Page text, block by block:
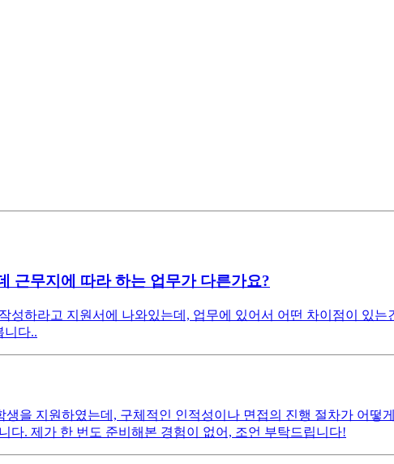
근무지에 따라 하는 업무가 다른가요?
성하라고 지원서에 나와있는데, 업무에 있어서 어떤 차이점이 있
니다..
을 지원하였는데, 구체적인 인적성이나 면접의 진행 절차가 어떻
다. 제가 한 번도 준비해본 경험이 없어, 조언 부탁드립니다!